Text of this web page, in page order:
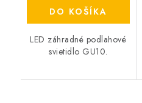
DO KOŠÍKA
LED záhradné podlahové
svietidlo GU10.